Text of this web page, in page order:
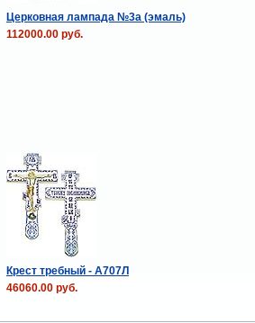
Церковная лампада №3a (эмаль)
112000.00 руб.
Крест требный - А707Л
46060.00 руб.